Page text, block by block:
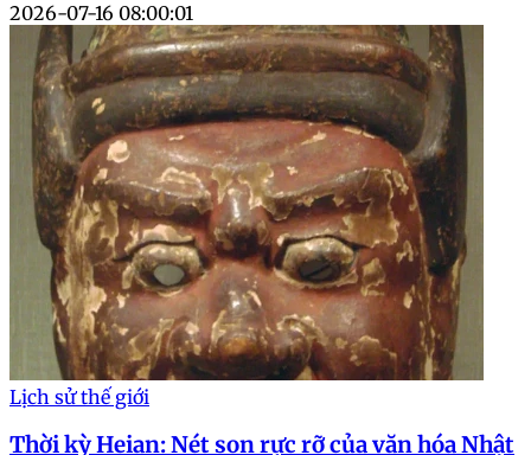
2026-07-16 08:00:01
Lịch sử thế giới
Thời kỳ Heian: Nét son rực rỡ của văn hóa Nhật